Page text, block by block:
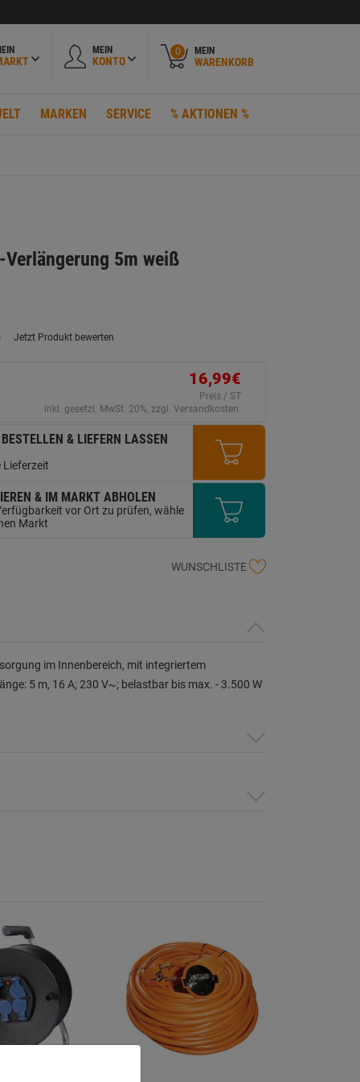
MEIN
KONTO
0 MEIN
WARENKORB
MARKEN SERVICE % AKTIONEN %
5m weiß
Jetzt Produkt bewerten
16,99€
Preis / ST
inkl. gesetzl. MwSt. 20%, zzgl. Versandkosten.
& LIEFERN LASSEN
Lieferzeit
& IM MARKT ABHOLEN
vor Ort zu prüfen, wähle
Markt
WUNSCHLISTE
im Innenbereich, mit integriertem
5 m, 16 A; 230 V~; belastbar bis max. - 3.500 W